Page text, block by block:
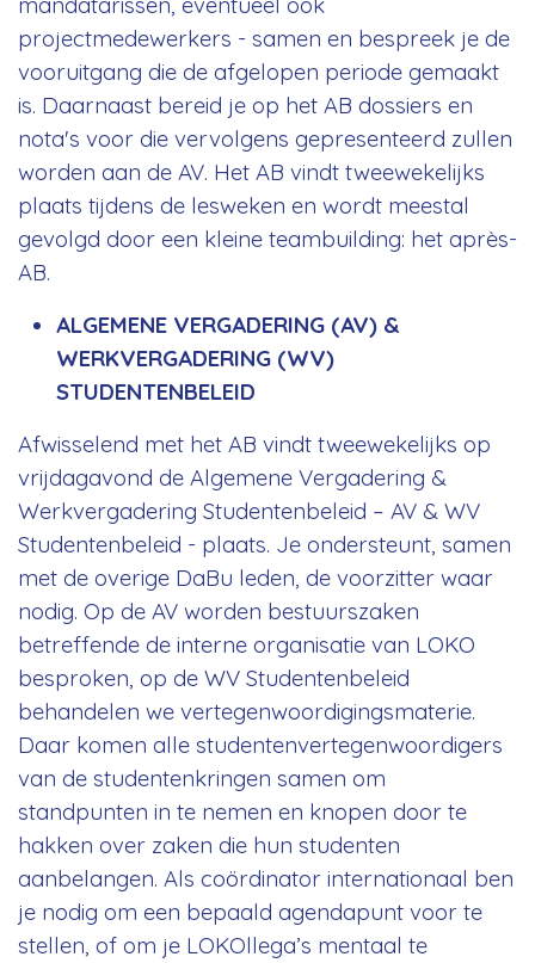
projectmedewerkers - samen en bespreek je de
vooruitgang die de afgelopen periode gemaakt
is. Daarnaast bereid je op het AB dossiers en
nota's voor die vervolgens gepresenteerd zullen
worden aan de AV. Het AB vindt tweewekelijks
plaats tijdens de lesweken en wordt meestal
gevolgd door een kleine teambuilding: het après-
AB.
ALGEMENE VERGADERING (AV) &
WERKVERGADERING (WV)
STUDENTENBELEID
Afwisselend met het AB vindt tweewekelijks op
vrijdagavond de Algemene Vergadering &
Werkvergadering Studentenbeleid – AV & WV
Studentenbeleid - plaats. Je ondersteunt, samen
met de overige DaBu leden, de voorzitter waar
nodig. Op de AV worden bestuurszaken
betreffende de interne organisatie van LOKO
besproken, op de WV Studentenbeleid
behandelen we vertegenwoordigingsmaterie.
Daar komen alle studentenvertegenwoordigers
van de studentenkringen samen om
standpunten in te nemen en knopen door te
hakken over zaken die hun studenten
aanbelangen. Als coördinator internationaal ben
je nodig om een bepaald agendapunt voor te
stellen, of om je LOKOllega’s mentaal te